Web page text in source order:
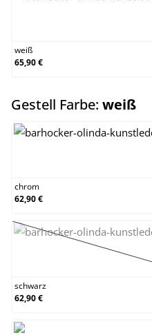
weiß
65,90 €
Gestell Farbe: weiß
chrom
62,90 €
schwarz
(Diese
schwarz
62,90 €